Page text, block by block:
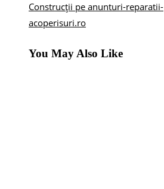
Construcții pe anunturi-reparatii-
acoperisuri.ro
You May Also Like